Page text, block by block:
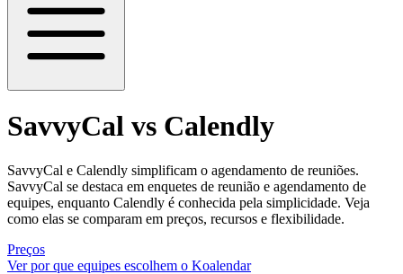
SavvyCal vs Calendly
SavvyCal e Calendly simplificam o agendamento de reuniões.
SavvyCal se destaca em enquetes de reunião e agendamento de
equipes, enquanto Calendly é conhecida pela simplicidade. Veja
como elas se comparam em preços, recursos e flexibilidade.
Preços
Ver por que equipes escolhem o Koalendar